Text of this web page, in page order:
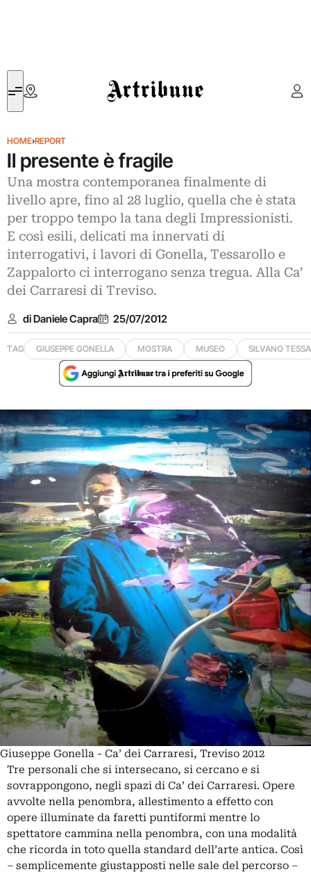
Artribune
HOME›REPORT
Il presente è fragile
Una mostra contemporanea finalmente di
livello apre, fino al 28 luglio, quella che è stata
per troppo tempo la tana degli Impressionisti.
E così esili, delicati ma innervati di
interrogativi, i lavori di Gonella, Tessarollo e
Zappalorto ci interrogano senza tregua. Alla Ca’
dei Carraresi di Treviso.
di Daniele Capra 25/07/2012
TAG GIUSEPPE GONELLA MOSTRA MUSEO SILVANO
Giuseppe Gonella - Ca’ dei Carraresi, Treviso 2012
Tre personali che si intersecano, si cercano e si
sovrappongono, negli spazi di Ca’ dei Carraresi. Opere
avvolte nella penombra, allestimento a effetto con
opere illuminate da faretti puntiformi mentre lo
spettatore cammina nella penombra, con una modalità
che ricorda in toto quella standard dell’arte antica. Così
– semplicemente giustapposti nelle sale del percorso –